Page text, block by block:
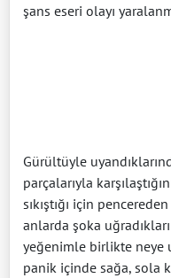
şans eseri olayı
Gürültüyle
parçalarıyla
sıkıştığı için
anlarda şoka
yeğenimle birlikte neye
panik içinde sağa, sola